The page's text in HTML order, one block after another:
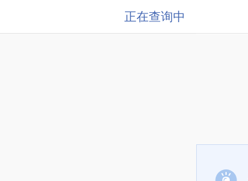
正在查询中